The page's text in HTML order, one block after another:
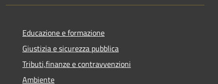
Educazione e formazione
Giustizia e sicurezza pubblica
Tributi,finanze e contravvenzioni
Ambiente